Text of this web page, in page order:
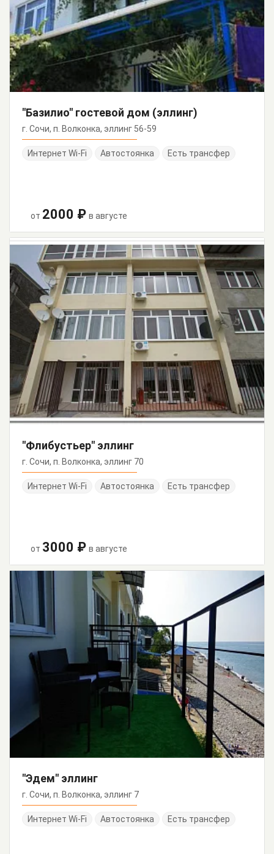
"Базилио" гостевой дом (эллинг)
г. Сочи, п. Волконка, эллинг 56-59
Интернет Wi-Fi Автостоянка Есть трансфер
от 2000 ₽ в августе
"Флибустьер" эллинг
г. Сочи, п. Волконка, эллинг 70
Интернет Wi-Fi Автостоянка Есть трансфер
от 3000 ₽ в августе
"Эдем" эллинг
г. Сочи, п. Волконка, эллинг 7
Интернет Wi-Fi Автостоянка Есть трансфер